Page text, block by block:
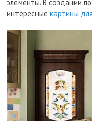
элементы. В создании
интересныекартины